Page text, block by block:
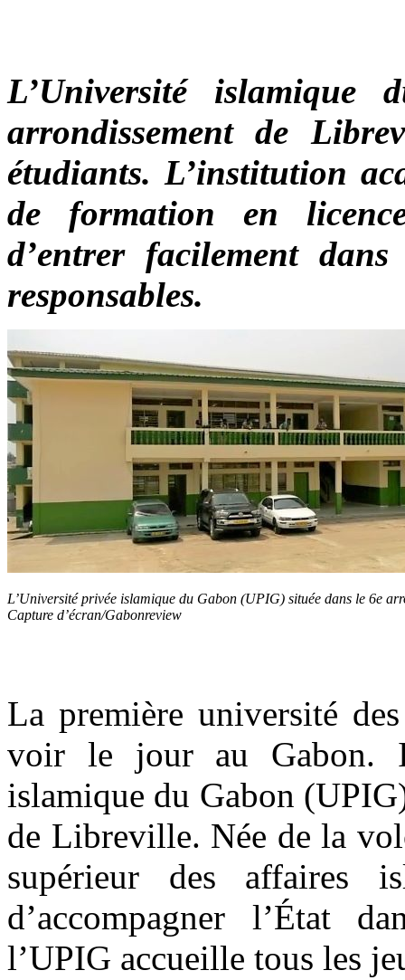
L’Université
arrondissement de
étudiants. L’institution
de formation en
d’entrer facilement
responsables.
L’Université privée islamique du Gabon (UPIG) située dans le 6e
Capture d’écran/Gabonreview
La première université
voir le jour au Gabon.
islamique du Gabon
de Libreville. Née de la
supérieur des affaires
d’accompagner l’État
l’UPIG accueille tous les